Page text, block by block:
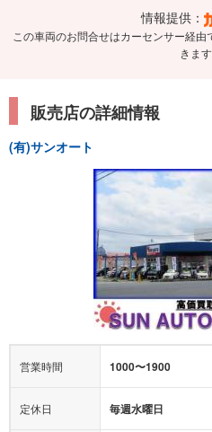
情報提供：
この車両のお問合せはカーセンサー経
きます
販売店の詳細情報
(有)サンオート
営業時間 1000〜1900
定休日 毎週水曜日